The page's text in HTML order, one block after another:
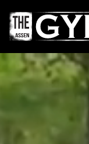
Navigatie
overslaan